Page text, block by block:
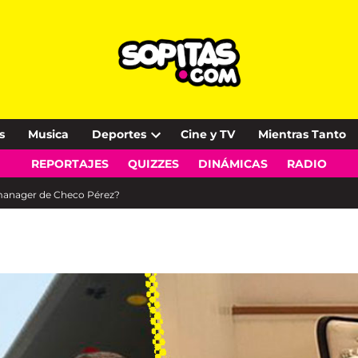
Musica Deportes
Open
dropdown
Cine y TV Mientras Tanto
REPORTAJES QUIZZES DINÁMICAS RADIO
de Checo Pérez?